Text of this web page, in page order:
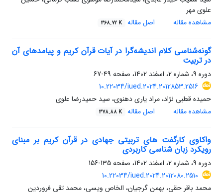
علوی مهر
مشاهده مقاله
اصل مقاله 368.72 K
گونه‌شناسی کلام اندیشه‌گرا در آیات قرآن کریم و پیامدهای آن
در تربیت
دوره 9، شماره 2، اسفند 1402، صفحه
49-67
10.22034/iued.2024.2012853.2516
حمیده قطبی نژاد، مراد یاری دهنوی، سید حمیدرضا علوی
مشاهده مقاله
اصل مقاله 378.88 K
واکاوی کارگفت های تربیتی جهادی در قرآن کریم بر مبنای
رویکرد زبان شناسی کاربردی
دوره 9، شماره 2، اسفند 1402، صفحه
135-156
10.22034/iued.2024.2012080.2510
محمد باقر حقی، بهمن گرجیان، الخاص ویسی، محمد تقی فروردین